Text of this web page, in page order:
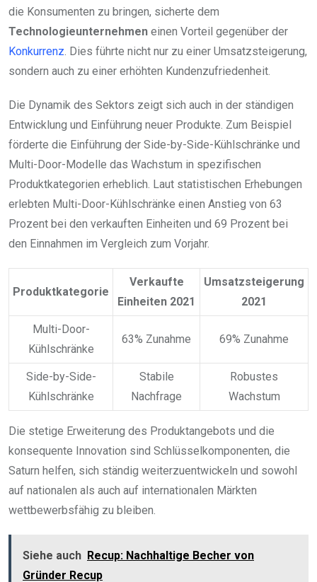
die Konsumenten zu bringen, sicherte dem
Technologieunternehmen einen Vorteil gegenüber der
Konkurrenz . Dies führte nicht nur zu einer Umsatzsteigerung,
sondern auch zu einer erhöhten Kundenzufriedenheit.
Die Dynamik des Sektors zeigt sich auch in der ständigen
Entwicklung und Einführung neuer Produkte. Zum Beispiel
förderte die Einführung der Side-by-Side-Kühlschränke und
Multi-Door-Modelle das Wachstum in spezifischen
Produktkategorien erheblich. Laut statistischen Erhebungen
erlebten Multi-Door-Kühlschränke einen Anstieg von 63
Prozent bei den verkauften Einheiten und 69 Prozent bei
den Einnahmen im Vergleich zum Vorjahr.
Produktkategorie
Verkaufte
Einheiten 2021
Umsatzsteigerung
2021
Multi-Door-
Kühlschränke
63% Zunahme 69% Zunahme
Side-by-Side-
Kühlschränke
Stabile
Nachfrage
Robustes
Wachstum
Die stetige Erweiterung des Produktangebots und die
konsequente Innovation sind Schlüsselkomponenten, die
Saturn helfen, sich ständig weiterzuentwickeln und sowohl
auf nationalen als auch auf internationalen Märkten
wettbewerbsfähig zu bleiben.
Siehe auch Recup: Nachhaltige Becher von
Gründer Recup